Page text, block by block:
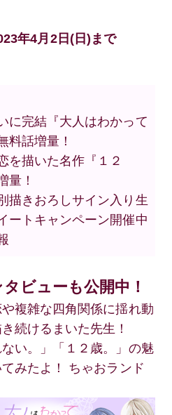
年4月2日(日)まで
に完結『大人はわかって
料話増量！
を描いた名作『１２
量！
描きおろしサイン入り生
ートキャンペーン開催中
ビューも公開中！
複雑な四角関係に揺れ動
続けるまいた先生！
ない。」「１２歳。」の魅
みたよ！ ちゃおランド